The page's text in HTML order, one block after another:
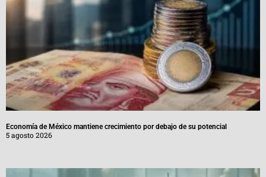
Economía de México mantiene crecimiento por debajo de su potencial
5 agosto 2026